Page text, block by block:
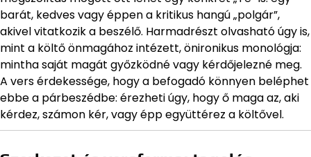
barát, kedves vagy éppen a kritikus hangú „polgár”,
akivel vitatkozik a beszélő. Harmadrészt olvasható úgy is,
mint a költő önmagához intézett, önironikus monológja:
mintha saját magát győzködné vagy kérdőjelezné meg.
A vers érdekessége, hogy a befogadó könnyen beléphet
ebbe a párbeszédbe: érezheti úgy, hogy ő maga az, aki
kérdez, számon kér, vagy épp együttérez a költővel.